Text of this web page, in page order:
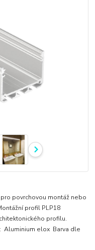
povrchovou montáž nebo
profil PLP18
profilu.
Aluminium elox Barva dle